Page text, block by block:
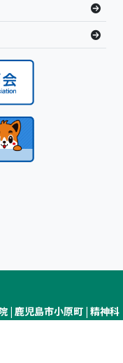
| 鹿児島市小原町 | 精神科